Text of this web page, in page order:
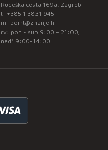
Rudeška cesta 169a, Zagreb
t: +385 1 3831 945
m: point@znanje.hr
rv: pon - sub 9:00 – 21:00;
ned* 9:00-14:00